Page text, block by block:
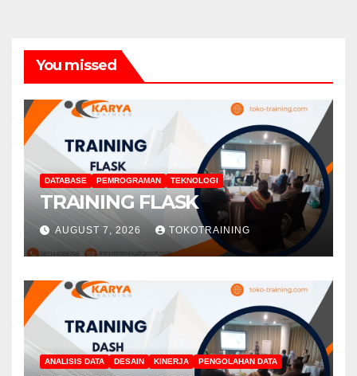
You missed
DATABASE PEMROGRAMAN TEKNOLOGI
TRAINING FLASK
AUGUST 7, 2026 TOKOTRAINING
ANALISIS DATA DESAIN KINERJA PENGOLAHAN DATA